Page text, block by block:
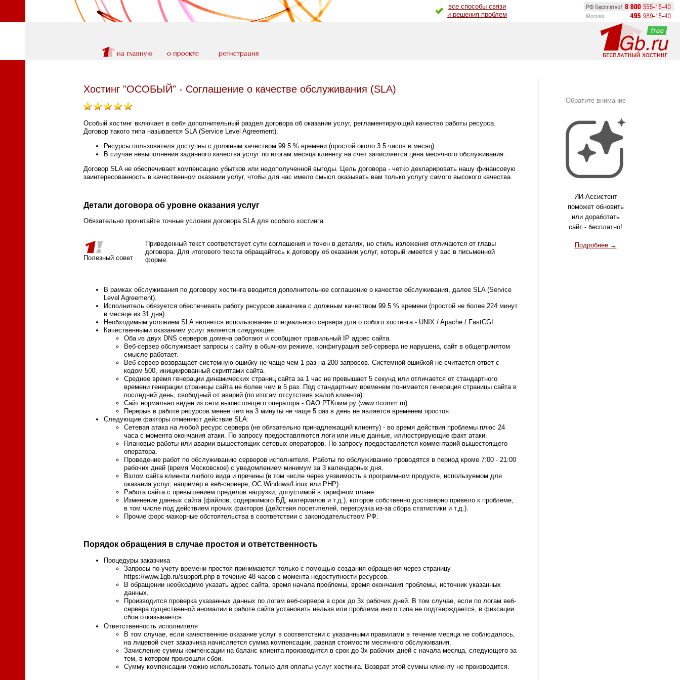
все способы связи
и решения проблем
Хостинг "ОСОБЫЙ" - Соглашение о качестве обслуживания (SLA)
Особый хостинг включает в себя дополнительный раздел договора об оказании услуг, регламентирующий качество работы ресурса.
Договор такого типа называется SLA (Service Level Agreement).
Ресурсы пользователя доступны с должным качеством 99.5 % времени (простой около 3.5 часов в месяц).
В случае невыполнения заданного качества услуг по итогам месяца клиенту на счет зачисляется цена месячного обслуживания.
Договор SLA не обеспечивает компенсацию убытков или недополученной выгоды. Цель договора - четко декларировать нашу финансовую
заинтересованность в качественном оказании услуг, чтобы для нас имело смысл оказывать вам только услугу самого высокого качества.
Детали договора об уровне оказания услуг
Обязательно прочитайте точные условия договора SLA для особого хостинга.
Полезный совет
Приведенный текст соответствует сути соглашения и точен в деталях, но стиль изложения отличаются от главы
договора. Для итогового текста обращайтесь к договору об оказании услуг, который имеется у вас в письменной
форме.
В рамках обслуживания по договору хостинга вводится дополнительное соглашение о качестве обслуживания, далее SLA (Service
Level Agreement).
Исполнитель обязуется обеспечивать работу ресурсов заказчика с должным качеством 99.5 % времени (простой не более 224 минут
в месяце из 31 дня).
Необходимым условием SLA является использование специального сервера для о собого хостинга - UNIX / Apache / FastCGI.
Качественными оказанием услуг является следующее:
Оба из двух DNS серверов домена работают и сообщают правильный IP адрес сайта.
Веб-сервер обслуживает запросы к сайту в обычном режиме, конфигурация веб-сервера не нарушена, сайт в общепринятом
смысле работает.
Веб-сервер возвращает системную ошибку не чаще чем 1 раз на 200 запросов. Системной ошибкой не считается ответ с
кодом 500, инициированный скриптами сайта.
Среднее время генерации динамических страниц сайта за 1 час не превышает 5 секунд или отличается от стандартного
времени генерации страницы сайта не более чем в 5 раз. Под стандартным временем понимается генерация страницы сайта в
последний день, свободный от аварий (по итогам отсутствия жалоб клиента).
Сайт нормально виден из сети вышестоящего оператора - ОАО РТКомм.ру (www.rtcomm.ru).
Перерыв в работе ресурсов менее чем на 3 минуты не чаще 5 раз в день не является временем простоя.
Следующие факторы отменяют действие SLA:
Сетевая атака на любой ресурс сервера (не обязательно принадлежащий клиенту) - во время действия проблемы плюс 24
часа с момента окончания атаки. По запросу предоставляются логи или иные данные, иллюстрирующие факт атаки.
Плановые работы или аварии вышестоящих сетевых операторов. По запросу предоставляется комментарий вышестоящего
оператора.
Проведение работ по обслуживанию серверов исполнителя. Работы по обслуживанию проводятся в период кроме 7:00 - 21:00
рабочих дней (время Московское) с уведомлением минимум за 3 календарных дня.
Взлом сайта клиента любого вида и причины (в том числе через уязвимость в программном продукте, используемом для
оказания услуг, например в веб-сервере, ОС Windows/Linux или PHP).
Работа сайта с превышением пределов нагрузки, допустимой в тарифном плане.
Изменение данных сайта (файлов, содержимого БД, материалов и т.д.), которое собственно достоверно привело к проблеме,
в том числе под действием прочих факторов (действия посетителей, перегрузка из-за сбора статистики и т.д.).
Прочие форс-мажорные обстоятельства в соответствии с законодательством РФ.
Порядок обращения в случае простоя и ответственность
Процедуры заказчика
Запросы по учету времени простоя принимаются только с помощью создания обращения через страницу
https://www.1gb.ru/support.php в течение 48 часов с момента недоступности ресурсов.
В обращении необходимо указать адрес сайта, время начала проблемы, время окончания проблемы, источник указанных
данных.
Производится проверка указанных данных по логам веб-сервера в срок до 3х рабочих дней. В том случае, если по логам веб-
сервера существенной аномалии в работе сайта установить нельзя или проблема иного типа не подтверждается, в фиксации
сбоя отказывается.
Ответственность исполнителя
В том случае, если качественное оказание услуг в соответствии с указанными правилами в течение месяца не соблюдалось,
на лицевой счет заказчика начисляется сумма компенсации, равная стоимости месячного обслуживания.
Зачисление суммы компенсации на баланс клиента производится в срок до 3х рабочих дней с начала месяца, следующего за
тем, в котором произошли сбои.
Сумму компенсации можно использовать только для оплаты услуг хостинга. Возврат этой суммы клиенту не производится.
Обратите внимание
ИИ-Ассистент
поможет обновить
или доработать
сайт - бесплатно!
Подробнее →